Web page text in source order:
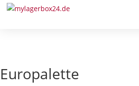
Europalette